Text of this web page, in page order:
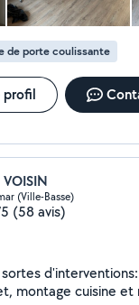
de porte coulissante
profil
(Ville-Basse)
(58 avis)
montage cuisine et